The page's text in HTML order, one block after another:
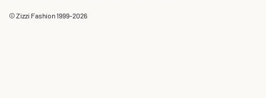
© Zizzi Fashion 1999-2026